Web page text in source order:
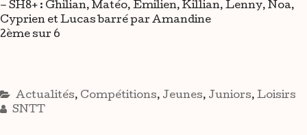
– SH8+ : Ghilian, Matéo, Emilien, Killian, Lenny, Noa,
Cyprien et Lucas barré par Amandine
2ème sur 6
Actualités, Compétitions, Jeunes, Juniors, Loisirs
SNTT